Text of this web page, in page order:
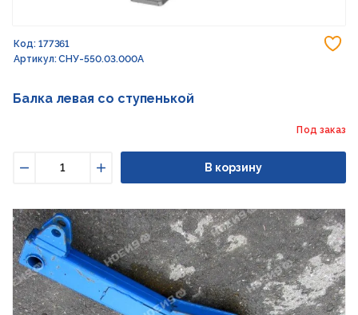
Код: 177361
Артикул: СНУ-550.03.000А
Балка левая со ступенькой
Под заказ
Увеличить
В корзину